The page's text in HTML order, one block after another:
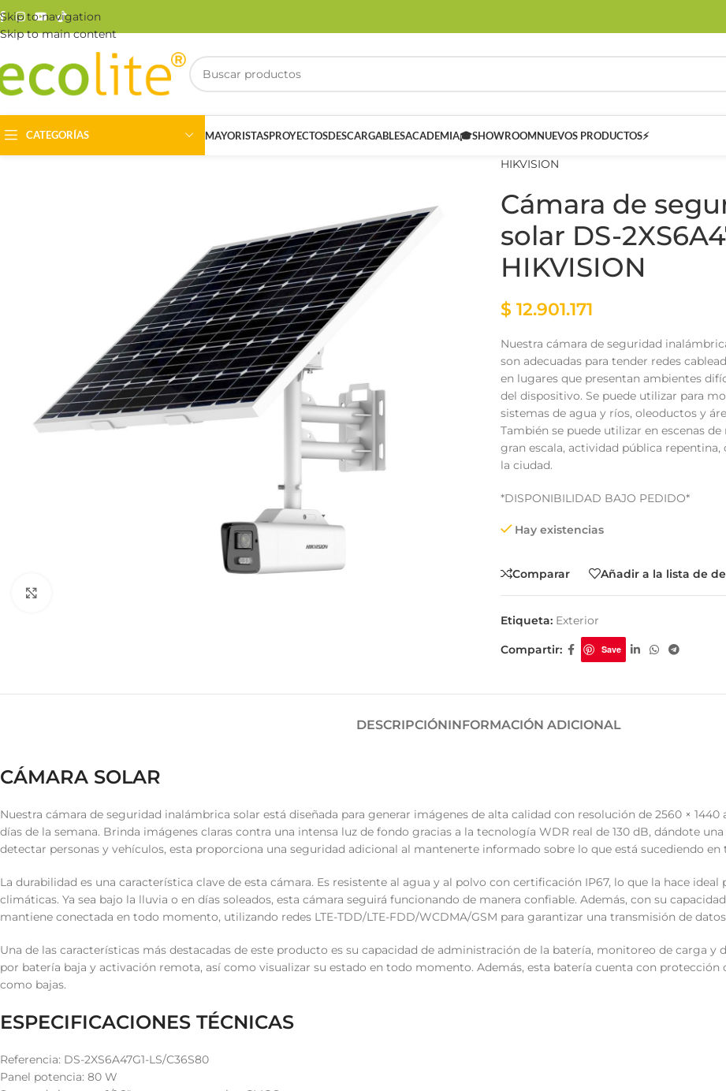
Skip to navigation
Skip to main content
CATEGORÍAS
Track Light SMART Controladores Inteligentes SMART
Luminarias Sistema Smart Cinta Multicolor
MAYORISTASPROYECTOSDESCARGABLESACADEMIA🎓SHOWROOMNUEVOS PRODUCTOS⚡
HIKVISION
Cámara de
solar DS-
HIKVISION
$ 12.901.171
Nuestra cámara de seguridad
son adecuadas para tender redes
en lugares que presentan ambientes
del dispositivo. Se puede utilizar para
sistemas de agua y ríos, oleoductos y
También se puede utilizar en escenas
gran escala, actividad pública
la ciudad.
*DISPONIBILIDAD BAJO PEDIDO*
Hay existencias
Comparar Añadir a la lista de
Etiqueta: Exterior
Compartir: Save
DESCRIPCIÓNINFORMACIÓN ADICIONAL
CÁMARA SOLAR
Nuestra cámara de seguridad inalámbrica solar está diseñada para generar imágenes de alta calidad con resolución de 2560 × 1440
días de la semana. Brinda imágenes claras contra una intensa luz de fondo gracias a la tecnología WDR real de 130 dB, dándote
detectar personas y vehículos, esta proporciona una seguridad adicional al mantenerte informado sobre lo que está sucediendo en
La durabilidad es una característica clave de esta cámara. Es resistente al agua y al polvo con certificación IP67, lo que la hace
climáticas. Ya sea bajo la lluvia o en días soleados, esta cámara seguirá funcionando de manera confiable. Además, con su
mantiene conectada en todo momento, utilizando redes LTE-TDD/LTE-FDD/WCDMA/GSM para garantizar una transmisión de
Una de las características más destacadas de este producto es su capacidad de administración de la batería, monitoreo de carga y
por batería baja y activación remota, así como visualizar su estado en todo momento. Además, esta batería cuenta con
como bajas.
ESPECIFICACIONES TÉCNICAS
Referencia: DS-2XS6A47G1-LS/C36S80
Panel potencia: 80 W